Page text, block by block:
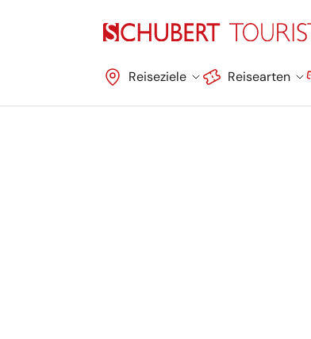
Navigation überspringen
Reiseziele Reisearten